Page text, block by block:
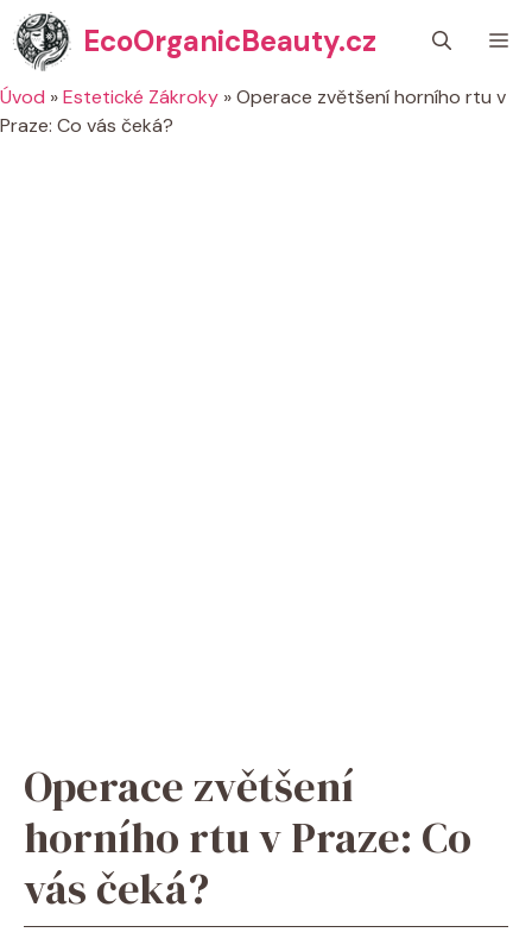
Přeskočit
na
obsah
EcoOrganicBeauty.cz
Úvod »Estetické Zákroky »Operace zvětšení horního rtu v
Praze: Co vás čeká?
Operace zvětšení
horního rtu v Praze: Co
vás čeká?